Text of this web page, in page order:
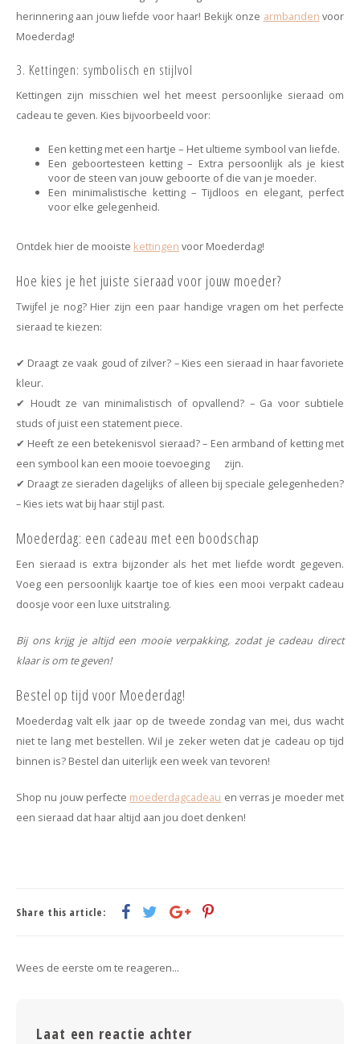
herinnering aan jouw liefde voor haar! Bekijk onze armbanden voor
Moederdag!
3. Kettingen: symbolisch en stijlvol
Kettingen zijn misschien wel het meest persoonlijke sieraad om
cadeau te geven. Kies bijvoorbeeld voor:
Een ketting met een hartje – Het ultieme symbool van liefde.
Een geboortesteen ketting – Extra persoonlijk als je kiest
voor de steen van jouw geboorte of die van je moeder.
Een minimalistische ketting – Tijdloos en elegant, perfect
voor elke gelegenheid.
Ontdek hier de mooiste kettingen voor Moederdag!
Hoe kies je het juiste sieraad voor jouw moeder?
Twijfel je nog? Hier zijn een paar handige vragen om het perfecte
sieraad te kiezen:
✔ Draagt ze vaak goud of zilver? – Kies een sieraad in haar favoriete
kleur.
✔ Houdt ze van minimalistisch of opvallend? – Ga voor subtiele
studs of juist een statement piece.
✔ Heeft ze een betekenisvol sieraad? – Een armband of ketting met
een symbool kan een mooie toevoeging zijn.
✔ Draagt ze sieraden dagelijks of alleen bij speciale gelegenheden?
– Kies iets wat bij haar stijl past.
Moederdag: een cadeau met een boodschap
Een sieraad is extra bijzonder als het met liefde wordt gegeven.
Voeg een persoonlijk kaartje toe of kies een mooi verpakt cadeau
doosje voor een luxe uitstraling.
Bij ons krijg je altijd een mooie verpakking, zodat je cadeau direct
klaar is om te geven!
Bestel op tijd voor Moederdag!
Moederdag valt elk jaar op de tweede zondag van mei, dus wacht
niet te lang met bestellen. Wil je zeker weten dat je cadeau op tijd
binnen is? Bestel dan uiterlijk een week van tevoren!
Shop nu jouw perfecte moederdagcadeau en verras je moeder met
een sieraad dat haar altijd aan jou doet denken!
Share this article:
Wees de eerste om te reageren...
Laat een reactie achter